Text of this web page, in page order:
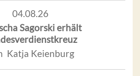
04.08.26
Sagorski erhält
Katja Keienburg